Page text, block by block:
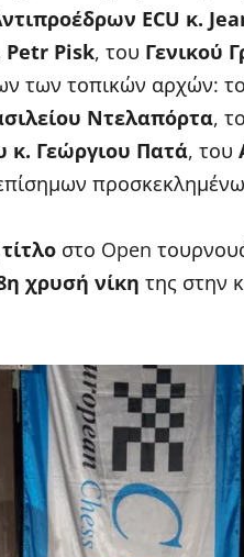
ECU κ.
Petr Pisk, του Γενικού
των τοπικών αρχών:
Ντελαπόρτα,
κ. Γεώργιου Πατά, του
στο Open
χρυσή νίκη της στην